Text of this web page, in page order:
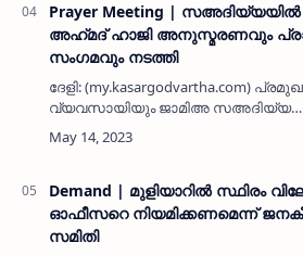
ഹാ…
Prayer Meeting | സഅദിയ്യയിൽ
അഹ്‌മദ്‌ ഹാജി അനുസ്മരണവും
സംഗമവും നടത്തി
ദേളി: (my.kasargodvartha.com) പ്രമുഖ
വ്യവസായിയും ജാമിഅ സഅദിയ്യ
സഹകാരിയും കേരള മുസ്ലിം ജമാഅത്
അംഗവുമായ പി ബി അഹ്‌മദ്‌ ഹാജിയുടെ
പ്രൗഢമായി. എ പി അ…
Demand | മുളിയാറിൽ സ്ഥിരം
ഓഫീസറെ നിയമിക്കണമെന്ന്
സമിതി